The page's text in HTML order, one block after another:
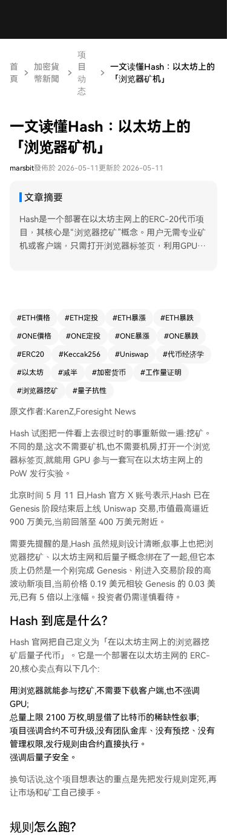
首
頁
加密貨
幣新聞
项
目
动
态
一文读懂Hash：以太坊上的
「浏览器矿机」
一文读懂Hash：以太坊上的
「浏览器矿机」
marsbit發佈於 2026-05-11 更新於 2026-05-11
文章摘要
Hash是一个部署在以太坊主网上的ERC-20代币项
目，其核心是“浏览器挖矿”概念。用户无需专业矿
机或客户端，只需打开浏览器标签页，利用GPU即
链上猜题游戏：系统为每个矿工地址生成唯一的挑
到符合当前难度的keccak256哈希结果后提交上链
验证，成功即可获得代币奖励。机制设计防止了答
型，初始阶段奖励较高，释放速度前置，预计全部
挖完约需290天。 项目还着重强调了“后量子安全”
叙事，其挖矿所依赖的keccak256等哈希原语，与
以太坊社区探索的后量子密码学方向有部分共通之
处，旨在提升其技术叙事高度。 Hash已于Genesis
阶段结束后上线Uniswap交易，市值曾接近900万
美元。需要警惕的是，作为一个刚启动交易、早期
释放集中且流通盘较小的新项目，其价格波动性极
#ETH價格 #ETH定投 #ETH暴漲 #ETH暴跌
#ONE價格 #ONE定投 #ONE暴漲 #ONE暴跌
#ERC20 #Keccak256 #Uniswap #代币经济学
#以太坊 #减半 #加密货币 #工作量证明
#浏览器挖矿 #量子抗性
原文作者:KarenZ,Foresight News
Hash 试图把一件看上去很过时的事重新做一遍:挖矿。
不同的是,这次不需要矿机,也不需要机房,打开一个浏览
器标签页,就能用 GPU 参与一套写在以太坊主网上的
PoW 发行实验。
北京时间 5 月 11 日,Hash 官方 X 账号表示,Hash 已在
Genesis 阶段结束后上线 Uniswap 交易,市值最高逼近
900 万美元,当前回落至 400 万美元附近。
需要先提醒的是,Hash 虽然规则设计清晰,叙事上也把浏
览器挖矿、以太坊主网和后量子概念绑在了一起,但它本
质上仍然是一个刚完成 Genesis、刚进入交易阶段的高
波动新项目,当前价格 0.19 美元相较 Genesis 的 0.03 美
元,已有 5 倍以上涨幅。投资者仍需谨慎看待。
Hash 到底是什么?
Hash 官网把自己定义为「在以太坊主网上的浏览器挖
矿后量子代币」。它是一个部署在以太坊主网的 ERC-
20,核心卖点有以下几个:
用浏览器就能参与挖矿,不需要下载客户端,也不强调
GPU;
总量上限 2100 万枚,明显借了比特币的稀缺性叙事;
项目强调合约不可升级,没有团队金库、没有预挖、没有
管理权限,发行规则由合约直接执行。
强调后量子安全。
换句话说,这个项目想表达的重点是先把发行规则定死,再
让市场和矿工自己接手。
规则怎么跑?